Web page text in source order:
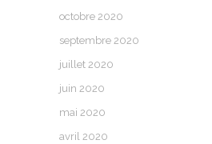
octobre 2020
septembre 2020
juillet 2020
juin 2020
mai 2020
avril 2020